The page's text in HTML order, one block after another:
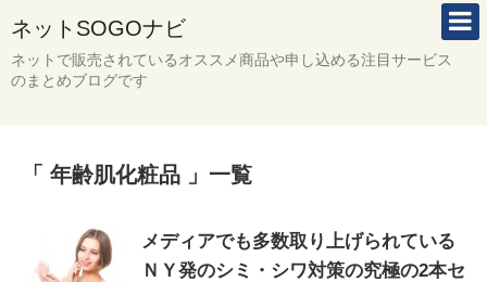
ネットSOGOナビ
ネットで販売されているオススメ商品や申し込める注目サービス
のまとめブログです
「 年齢肌化粧品 」一覧
メディアでも多数取り上げられている
ＮＹ発のシミ・シワ対策の究極の2本セ